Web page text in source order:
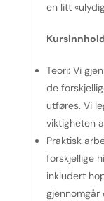
en litt
Teori: Vi
de
utføres. Vi
viktigheten
Praktisk
forskjellige
inkludert
gjennomgår